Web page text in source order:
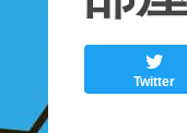
Twitter